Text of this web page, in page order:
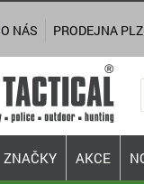
ZNAČKY AKCE
O NÁS PRODEJNA